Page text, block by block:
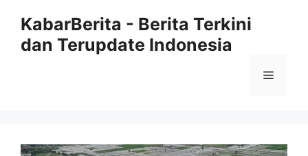
KabarBerita - Berita Terkini
dan Terupdate Indonesia
Menu